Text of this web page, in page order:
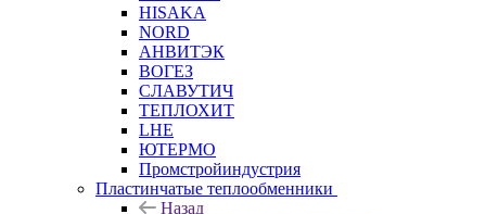
HISAKA
NORD
АНВИТЭК
ВОГЕЗ
СЛАВУТИЧ
ТЕПЛОХИТ
LHE
ЮТЕРМО
Промстройиндустрия
Пластинчатые теплообменники
Назад